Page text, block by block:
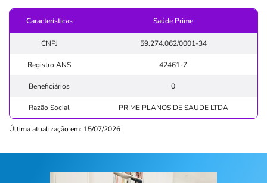
Características Saúde Prime
CNPJ 59.274.062/0001-34
Registro ANS 42461-7
Beneficiários 0
Razão Social PRIME PLANOS DE SAUDE LTDA
Última atualização em: 15/07/2026